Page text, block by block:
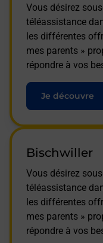
Vous désirez
téléassistance
les différentes
mes parents »
répondre à vos
Je découvre
Bischwiller
Vous désirez
téléassistance
les différentes
mes parents »
répondre à vos